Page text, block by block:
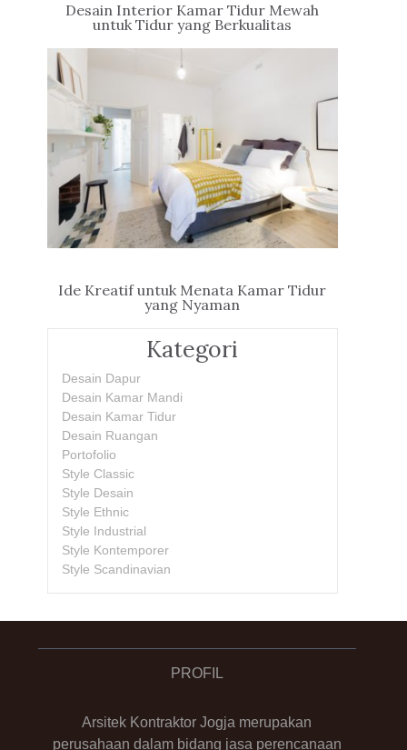
Desain Interior Kamar Tidur Mewah
untuk Tidur yang Berkualitas
Ide Kreatif untuk Menata Kamar Tidur
yang Nyaman
Kategori
Desain Dapur
Desain Kamar Mandi
Desain Kamar Tidur
Desain Ruangan
Portofolio
Style Classic
Style Desain
Style Ethnic
Style Industrial
Style Kontemporer
Style Scandinavian
PROFIL
Arsitek Kontraktor Jogja merupakan
perusahaan dalam bidang jasa perencanaan